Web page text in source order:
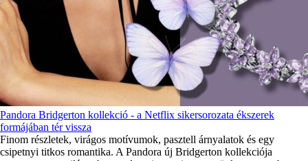
Pandora Bridgerton kollekció - a Netflix sikersorozata ékszerek
formájában tér vissza
Finom részletek, virágos motívumok, pasztell árnyalatok és egy
csipetnyi titkos romantika. A Pandora új Bridgerton kollekciója